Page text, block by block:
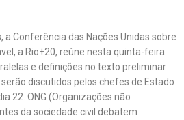
a Conferência das Nações Unidas sobre
a Rio+20, reúne nesta quinta-feira
e definições no texto preliminar
discutidos pelos chefes de Estado
22. ONG (Organizações não
da sociedade civil debatem